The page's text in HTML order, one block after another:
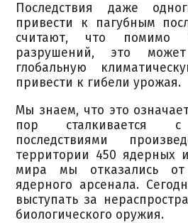
Последствия даже
привести к пагубным
считают, что помимо
разрушений, это может
глобальную
привести к гибели урожая.
Мы знаем, что это
пор сталкивается с
последствиями
территории 450 ядерных
мира мы отказались от
ядерного арсенала.
выступать за
биологического оружия.